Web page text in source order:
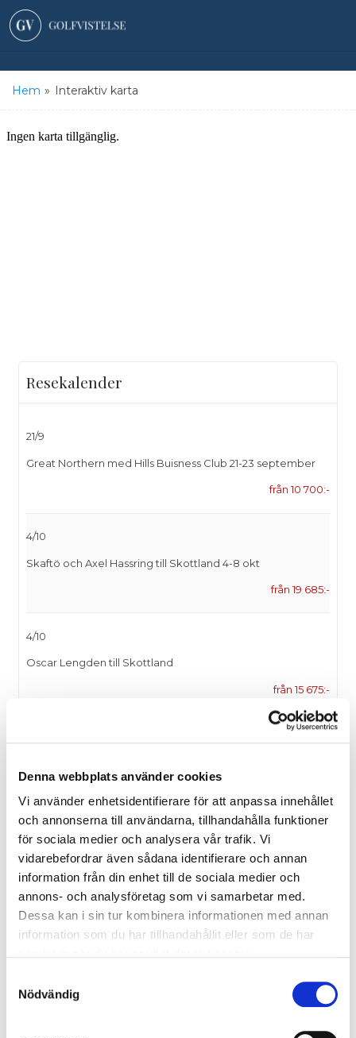
Denna webbplats använder cookies
Vi använder enhetsidentifierare för att anpassa innehållet
och annonserna till användarna, tillhandahålla funktioner
för sociala medier och analysera vår trafik. Vi
vidarebefordrar även sådana identifierare och annan
information från din enhet till de sociala medier och
annons- och analysföretag som vi samarbetar med.
Dessa kan i sin tur kombinera informationen med annan
information som du har tillhandahållit eller som de har
Nödvändig
Hem » Interaktiv karta
Resekalender
21/9
Great Northern med Hills Buisness Club 21-23 september
från 10 700:-
4/10
Skaftö och Axel Hassring till Skottland 4-8 okt
från 19 685:-
4/10
Oscar Lengden till Skottland
från 15 675:-
31/10
Costa Navarino med Marcus Warenius
från 29 580:-
Kontakta oss